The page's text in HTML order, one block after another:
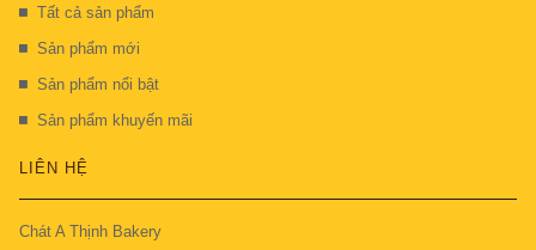
Tất cả sản phẩm
Sản phẩm mới
Sản phẩm nổi bật
Sản phẩm khuyến mãi
LIÊN HỆ
Chát A Thịnh Bakery